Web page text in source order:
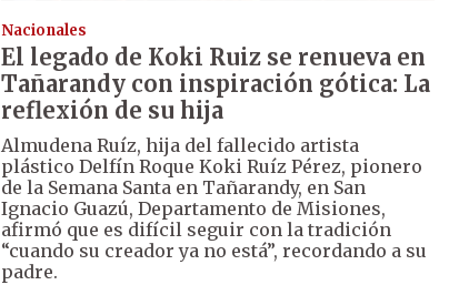
Nacionales
El legado de Koki Ruiz se renueva en
Tañarandy con inspiración gótica: La
reflexión de su hija
Almudena Ruíz, hija del fallecido artista
plástico Delfín Roque Koki Ruíz Pérez, pionero
de la Semana Santa en Tañarandy, en San
Ignacio Guazú, Departamento de Misiones,
afirmó que es difícil seguir con la tradición
“cuando su creador ya no está”, recordando a su
padre.